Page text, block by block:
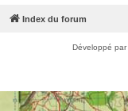
Index du forum
Développé par